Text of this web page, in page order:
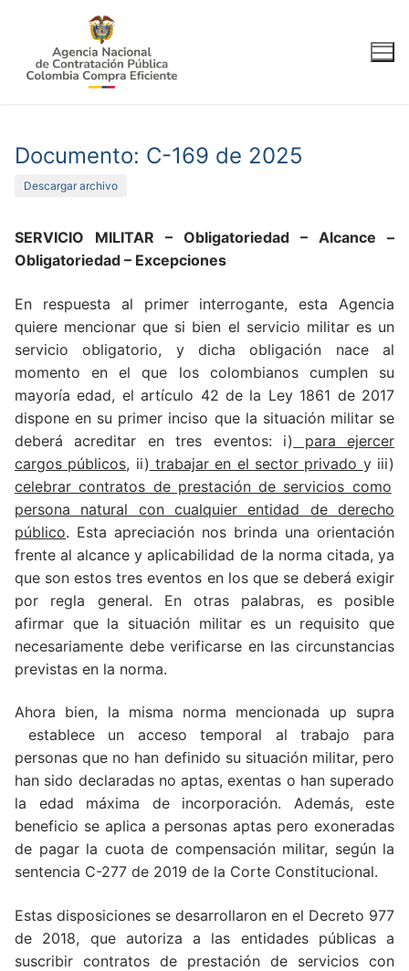
contenido
Documento: C-169 de 2025
Descargar archivo
SERVICIO MILITAR – Obligatoriedad – Alcance –
Obligatoriedad – Excepciones
En respuesta al primer interrogante, esta Agencia
quiere mencionar que si bien el servicio militar es un
servicio obligatorio, y dicha obligación nace al
momento en el que los colombianos cumplen su
mayoría edad, el artículo 42 de la Ley 1861 de 2017
dispone en su primer inciso que la situación militar se
deberá acreditar en tres eventos: i)
para ejercer
cargos públicos, ii) trabajar en el sector privado y iii)
celebrar contratos de prestación de servicios como
persona natural con cualquier entidad de derecho
público. Esta apreciación nos brinda una orientación
frente al alcance y aplicabilidad de la norma citada, ya
que son estos tres eventos en los que se deberá exigir
por regla general. En otras palabras, es posible
afirmar que la situación militar es un requisito que
necesariamente debe verificarse en las circunstancias
previstas en la norma.
Ahora bien, la misma norma mencionada up supra
establece un acceso temporal al trabajo para
personas que no han definido su situación militar, pero
han sido declaradas no aptas, exentas o han superado
la edad máxima de incorporación. Además, este
beneficio se aplica a personas aptas pero exoneradas
de pagar la cuota de compensación militar, según la
sentencia C-277 de 2019 de la Corte Constitucional.
Estas disposiciones se desarrollaron en el Decreto 977
de 2018, que autoriza a las entidades públicas a
suscribir contratos de prestación de servicios con